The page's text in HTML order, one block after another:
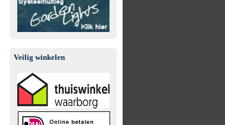
Veilig winkelen